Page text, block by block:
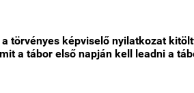
törvényes képviselő nyilatkozat
a tábor első napján kell leadni a